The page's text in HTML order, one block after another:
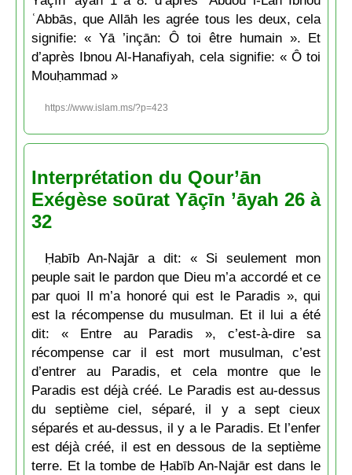
ʿAbbās, que Allāh les agrée tous les deux, cela
signifie: « Yā ’inçān: Ô toi être humain ». Et
d’après Ibnou Al-Hanafiyah, cela signifie: « Ô toi
Mouḥammad »
https://www.islam.ms/?p=423
Interprétation du Qour’ān
Exégèse soūrat Yāçīn ’āyah 26 à
32
Ḥabīb An-Najār a dit: « Si seulement mon
peuple sait le pardon que Dieu m’a accordé et ce
par quoi Il m’a honoré qui est le Paradis », qui
est la récompense du musulman. Et il lui a été
dit: « Entre au Paradis », c’est-à-dire sa
récompense car il est mort musulman, c’est
d’entrer au Paradis, et cela montre que le
Paradis est déjà créé. Le Paradis est au-dessus
du septième ciel, séparé, il y a sept cieux
séparés et au-dessus, il y a le Paradis. Et l’enfer
est déjà créé, il est en dessous de la septième
terre. Et la tombe de Ḥabīb An-Najār est dans le